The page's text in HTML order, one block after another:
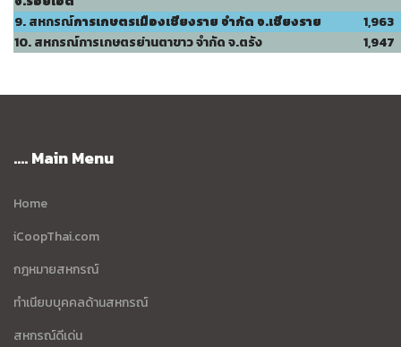
9. สหกรณ์การเกษตรเมืองเชียงราย จำกัด จ.เชียงราย
1,963
10. สหกรณ์การเกษตรย่านตาขาว จำกัด จ.ตรัง
1,947
.... Main Menu
Home
iCoopThai.com
กฎหมายสหกรณ์
ทำเนียบบุคคลด้านสหกรณ์
สหกรณ์ดีเด่น